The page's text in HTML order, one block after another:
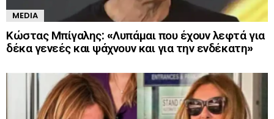
MEDIA
Κώστας Μπίγαλης: «Λυπάμαι που έχουν λεφτά για
δέκα γενεές και ψάχνουν και για την ενδέκατη»